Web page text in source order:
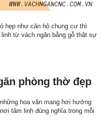
hẹp như căn hộ chung cư thì
từ vách ngăn bằng gỗ thật sự
phòng thờ đẹp
hoa văn mang hơi hướng
tâm linh đúng nghĩa trong mỗi